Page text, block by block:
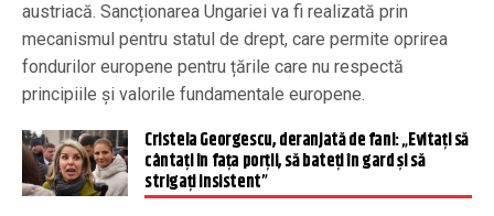
austriacă. Sancționarea Ungariei va fi realizată prin
mecanismul pentru statul de drept, care permite oprirea
fondurilor europene pentru țările care nu respectă
principiile și valorile fundamentale europene.
Cristela Georgescu, deranjată de fani: „Evitați să
cântați în fața porții, să bateți în gard și să
strigați insistent”